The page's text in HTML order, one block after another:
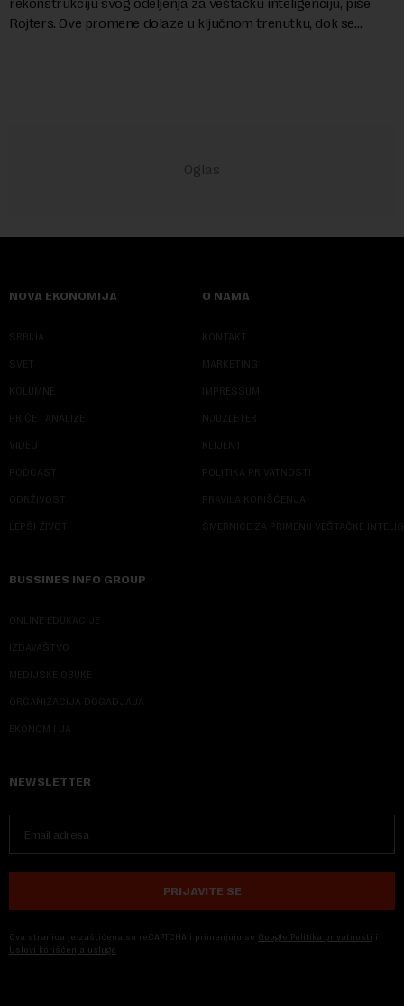
Rojters. Ove promene dolaze u ključnom trenutku, dok se
NOVA EKONOMIJA
SRBIJA
SVET
KOLUMNE
PRIČE I ANALIZE
VIDEO
PODCAST
ODRŽIVOST
LEPŠI ŽIVOT
O NAMA
KONTAKT
MARKETING
IMPRESSUM
NJUZLETER
KLIJENTI
POLITIKA PRIVATNOSTI
PRAVILA KORIŠĆENJA
SMERNICE ZA PRIMENU VEŠTAČKE
BUSSINES INFO GROUP
ONLINE EDUKACIJE
IZDAVAŠTVO
MEDIJSKE OBUKE
ORGANIZACIJA DOGADJAJA
EKONOM I JA
NEWSLETTER
PRIJAVITE SE
Ova stranica je zaštićena sa reCAPTCHA i primenjuju se Google Politika privatnosti i
Uslovi korišćenja usluge